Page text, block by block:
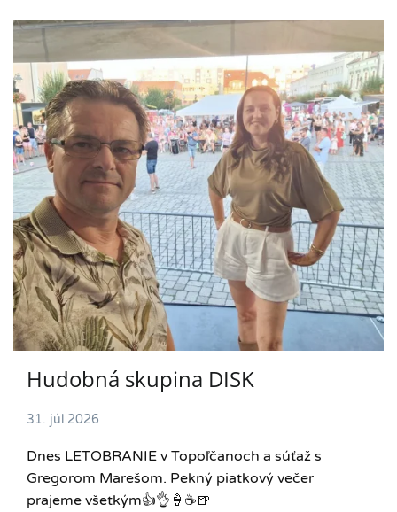
Hudobná skupina DISK
31. júl 2026
Dnes LETOBRANIE v Topoľčanoch a súťaž s
Gregorom Marešom. Pekný piatkový večer
prajeme všetkým👍👌🍦☕️🍺